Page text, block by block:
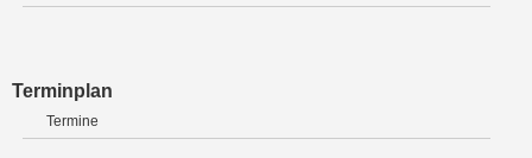
Terminplan
Termine